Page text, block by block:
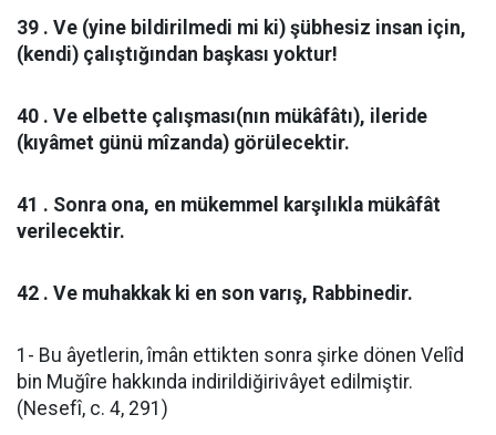
39 . Ve (yine bildirilmedi mi ki) şübhesiz insan için,
(kendi) çalıştığından başkası yoktur!
40 . Ve elbette çalışması(nın mükâfâtı), ileride
(kıyâmet günü mîzanda) görülecektir.
41 . Sonra ona, en mükemmel karşılıkla mükâfât
verilecektir.
42 . Ve muhakkak ki en son varış, Rabbinedir.
1- Bu âyetlerin, îmân ettikten sonra şirke dönen Velîd
bin Muğîre hakkında indirildiğirivâyet edilmiştir.
(Nesefî, c. 4, 291)